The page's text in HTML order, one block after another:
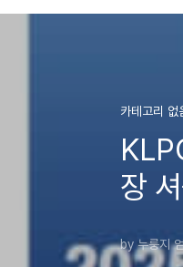
카테고리 없
장
by 누룽지